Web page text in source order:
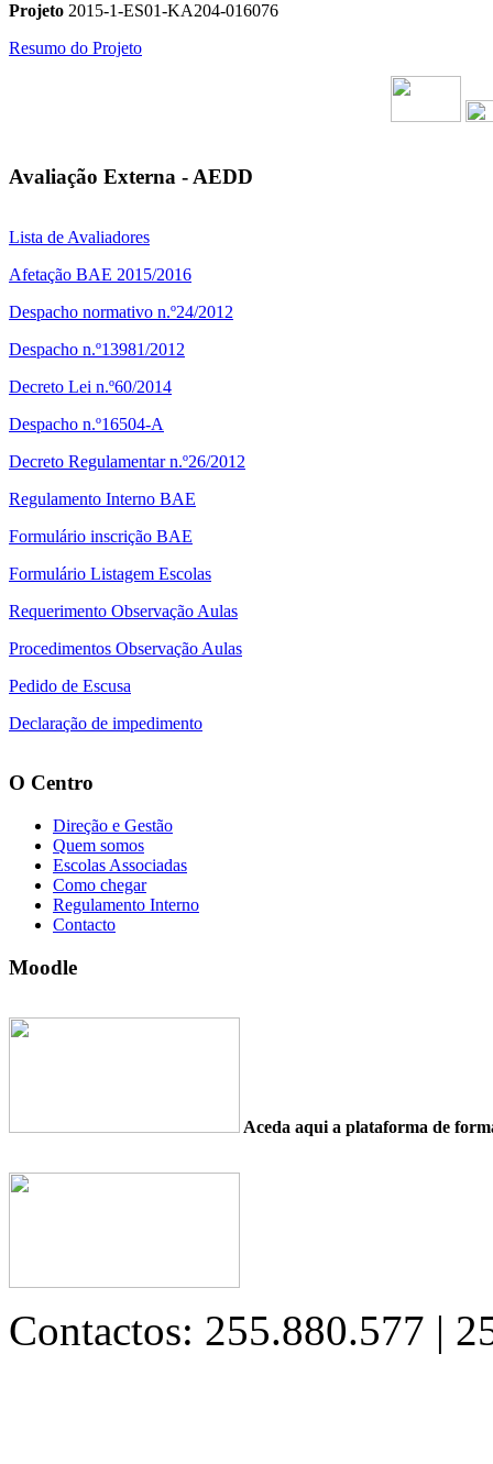
Projeto 2015-1-ES01-KA204-016076
Resumo do Projeto
Avaliação Externa - AEDD
Lista de Avaliadores
Afetação BAE 2015/2016
Despacho normativo n.º24/2012
Despacho n.º13981/2012
Decreto Lei n.º60/2014
Despacho n.º16504-A
Decreto Regulamentar n.º26/2012
Regulamento Interno BAE
Formulário inscrição BAE
Formulário Listagem Escolas
Requerimento Observação Aulas
Procedimentos Observação Aulas
Pedido de Escusa
Declaração de impedimento
O Centro
Direção e Gestão
Quem somos
Escolas Associadas
Como chegar
Regulamento Interno
Contacto
Moodle
Aceda aqui a plataforma de
Contactos: 255.880.577 |